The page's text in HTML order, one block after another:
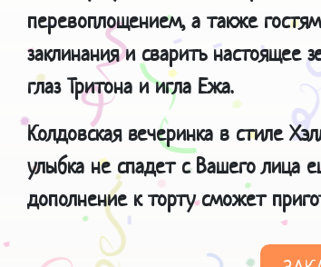
перевоплощением, а также
заклинания и сварить настоящее
глаз Тритона и игла Ежа.
Колдовская вечеринка в стиле
улыбка не спадет с Вашего лица
дополнение к торту сможет